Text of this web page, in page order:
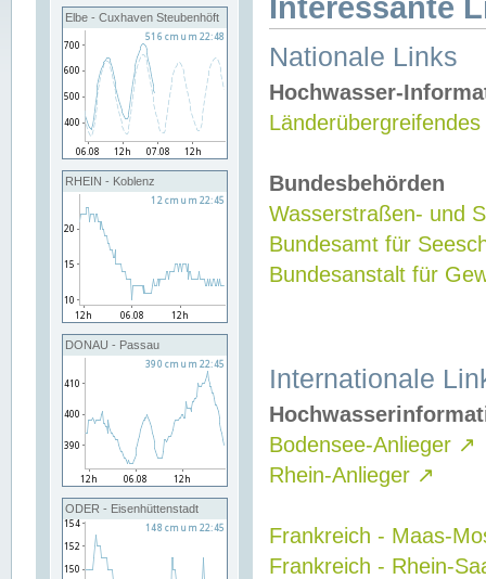
Elbe - Cuxhaven Steubenhöft
RHEIN - Koblenz
DONAU - Passau
ODER - Eisenhüttenstadt
Interessante
Nationale Links
Hochwasser-
Bundesbehörden
Wasserstraßen- und
Bundesamt für
Bundesanstalt für
Internationale
Bodensee-Anlieger ↗
Rhein-Anlieger ↗
Frankreich - Maas-
Frankreich - Rhein-